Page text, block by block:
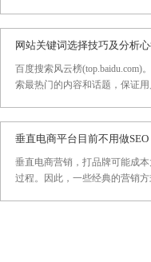
网站关键词选择技巧及分析
百度搜索风云榜(top.baidu.com)
索最热门的内容和话题，保证用
垂直电商平台目前不用做SEO
垂直电商营销，打品牌可能成
过程。因此，一些经典的营销方